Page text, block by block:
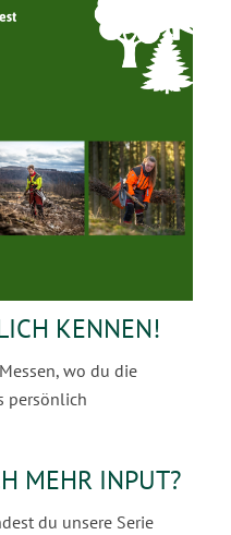
KENNEN!
wo du die
persönlich
MEHR INPUT?
du unsere Serie